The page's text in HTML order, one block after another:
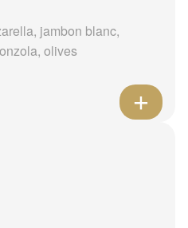
jambon blanc,
olives